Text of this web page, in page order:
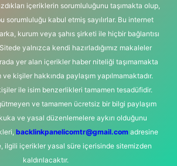
içeriklerin sorumluluğunu taşımakta olup,
sorumluluğu kabul etmiş sayılırlar. Bu internet
kurum veya şahıs şirketi ile hiçbir bağlantısı
yalnızca kendi hazırladığımız makaleler
yer alan içerikler haber niteliği taşımamakta
kişiler hakkında paylaşım yapılmamaktadır.
ile isim benzerlikleri tamamen tesadüfidir.
ve tamamen ücretsiz bir bilgi paylaşım
ve yasal düzenlemelere aykırı olduğunu
backlinkpanelicomtr@gmail.comadresine
ilgili içerikler yasal süre içerisinde sitemizden
kaldırılacaktır.